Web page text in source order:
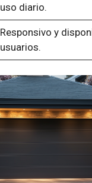
uso diario.
Responsivo y
usuarios.